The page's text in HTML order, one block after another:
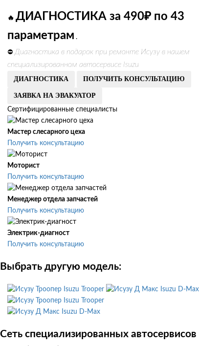
🔥 ДИАГНОСТИКА за 490₽ по 43
параметрам .
⛔ Диагностика в подарок при ремонте Исузу в нашем
специализированном автосервисе Isuzu
ДИАГНОСТИКА ПОЛУЧИТЬ КОНСУЛЬТАЦИЮ
ЗАЯВКА НА ЭВАКУАТОР
Сертифицированные специалисты
Мастер слесарного цеха
Получить консультацию
Моторист
Получить консультацию
Менеджер отдела запчастей
Получить консультацию
Электрик-диагност
Получить консультацию
Выбрать другую модель:
Isuzu Trooper
Isuzu D-Max
Isuzu Trooper
Isuzu D-Max
Сеть специализированных автосервисов